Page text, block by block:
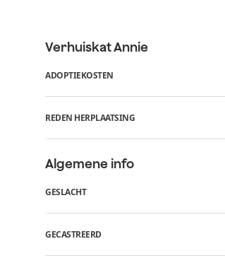
VerhuiskatAnnie
ADOPTIEKOSTEN
REDEN HERPLAATSING
Algemene info
GESLACHT
GECASTREERD